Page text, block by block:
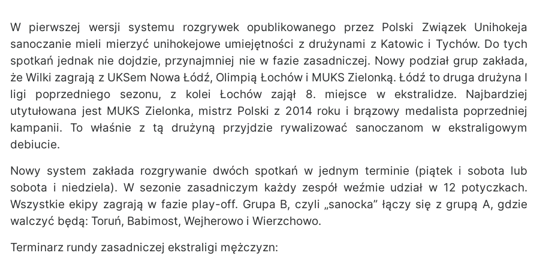
W pierwszej wersji systemu rozgrywek opublikowanego przez Polski Związek Unihokeja
sanoczanie mieli mierzyć unihokejowe umiejętności z drużynami z Katowic i Tychów. Do tych
spotkań jednak nie dojdzie, przynajmniej nie w fazie zasadniczej. Nowy podział grup zakłada,
że Wilki zagrają z UKSem Nowa Łódź, Olimpią Łochów i MUKS Zielonką. Łódź to druga drużyna I
ligi poprzedniego sezonu, z kolei Łochów zajął 8. miejsce w ekstralidze. Najbardziej
utytułowana jest MUKS Zielonka, mistrz Polski z 2014 roku i brązowy medalista poprzedniej
kampanii. To właśnie z tą drużyną przyjdzie rywalizować sanoczanom w ekstraligowym
debiucie.
Nowy system zakłada rozgrywanie dwóch spotkań w jednym terminie (piątek i sobota lub
sobota i niedziela). W sezonie zasadniczym każdy zespół weźmie udział w 12 potyczkach.
Wszystkie ekipy zagrają w fazie play-off. Grupa B, czyli „sanocka” łączy się z grupą A, gdzie
walczyć będą: Toruń, Babimost, Wejherowo i Wierzchowo.
Terminarz rundy zasadniczej ekstraligi mężczyzn: